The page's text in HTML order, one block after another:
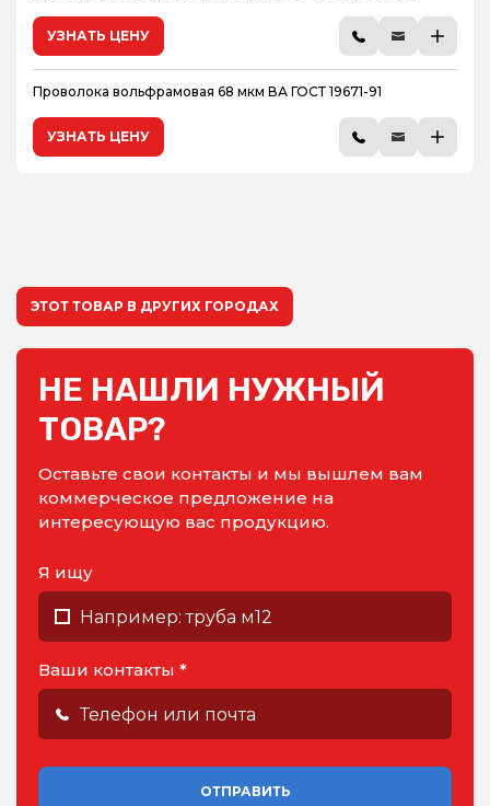
УЗНАТЬ ЦЕНУ
Проволока вольфрамовая 68 мкм ВА ГОСТ 19671-91
УЗНАТЬ ЦЕНУ
ЭТОТ ТОВАР В ДРУГИХ ГОРОДАХ
НЕ НАШЛИ НУЖНЫЙ
ТОВАР?
Оставьте свои контакты и мы вышлем вам
коммерческое предложение на
интересующую вас продукцию.
Я ищу
Ваши контакты *
ОТПРАВИТЬ